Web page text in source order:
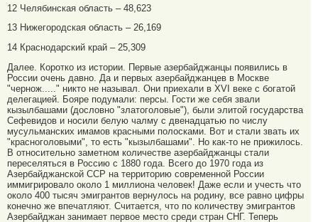
12 Челябинская область – 48,623
13 Нижегородская область – 26,169
14 Краснодарский край – 25,309
Далее. Коротко из истории. Первые азербайджанцы появились в
России очень давно. Да и первых азербайджанцев в Москве
"чернож....." никто не называл. Они приехали в XVI веке с богатой
делегацией. Бояре подумали: персы. Гости же себя звали
кызылбашами (дословно "златоголовые"), были элитой государства
Сефевидов и носили белую чалму с двенадцатью по числу
мусульманских имамов красными полосками. Вот и стали звать их
"красноголовыми", то есть "кызылбашами". Но как-то не прижилось.
В относительно заметном количестве азербайджанцы стали
переселяться в Россию с 1880 года. Всего до 1970 года из
Азербайджанской ССР на территорию современной России
иммигрировало около 1 миллиона человек! Даже если и учесть что
около 400 тысяч эмигрантов вернулось на родину, все равно цифры
конечно же впечатляют. Считается, что по количеству эмигрантов
Азербайджан занимает первое место среди стран СНГ. Теперь